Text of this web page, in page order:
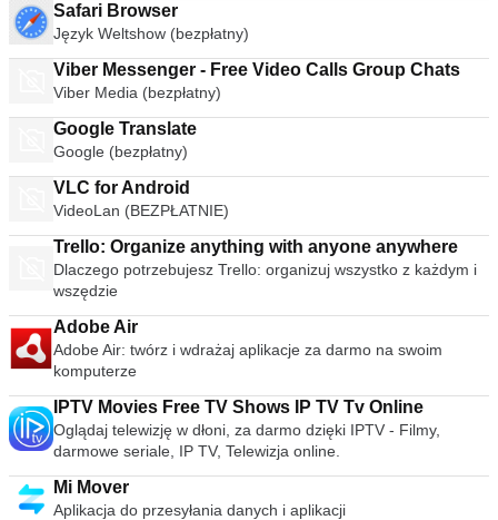
Safari Browser
Język Weltshow (bezpłatny)
Viber Messenger - Free Video Calls Group Chats
Viber Media (bezpłatny)
Google Translate
Google (bezpłatny)
VLC for Android
VideoLan (BEZPŁATNIE)
Trello: Organize anything with anyone anywhere
Dlaczego potrzebujesz Trello: organizuj wszystko z każdym i
wszędzie
Adobe Air
Adobe Air: twórz i wdrażaj aplikacje za darmo na swoim
komputerze
IPTV Movies Free TV Shows IP TV Tv Online
Oglądaj telewizję w dłoni, za darmo dzięki IPTV - Filmy,
darmowe seriale, IP TV, Telewizja online.
Mi Mover
Aplikacja do przesyłania danych i aplikacji